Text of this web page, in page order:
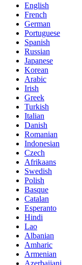
English
French
German
Portuguese
Spanish
Russian
Japanese
Korean
Arabic
Irish
Greek
Turkish
Italian
Danish
Romanian
Indonesian
Czech
Afrikaans
Swedish
Polish
Basque
Catalan
Esperanto
Hindi
Lao
Albanian
Amharic
Armenian
Azerbaijani